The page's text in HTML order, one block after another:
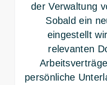
der Verwaltung
Sobald ein
eingestellt
relevanten
persönliche